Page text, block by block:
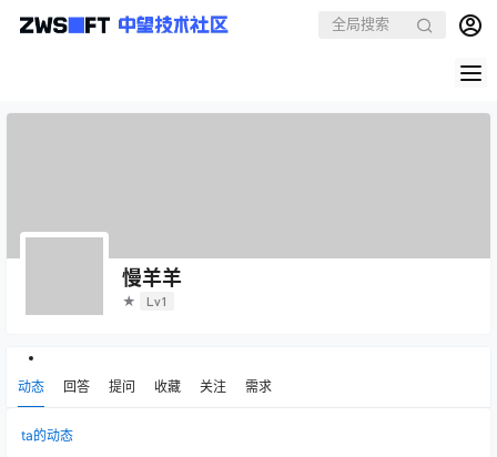
慢羊羊
★ Lv1
动态 回答 提问 收藏 关注 需求
ta的动态